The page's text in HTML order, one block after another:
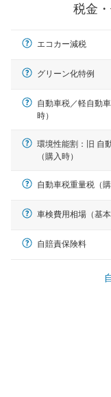
一般
税金
エコカー減税
グリーン化特例
自動車税／軽自動
時）
環境性能割：旧 自
（購入時）
自動車税重量税（購
車検費用相場（基本
自賠責保険料